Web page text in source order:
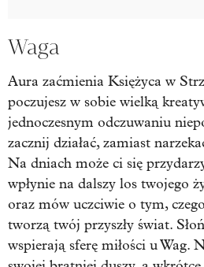
Waga
Aura zaćmienia Księżyca w
poczujesz w sobie wielką
jednoczesnym odczuwaniu
zacznij działać, zamiast
Na dniach może ci się
wpłynie na dalszy los twojego
oraz mów uczciwie o tym,
tworzą twój przyszły świat.
wspierają sferę miłości u Wag.